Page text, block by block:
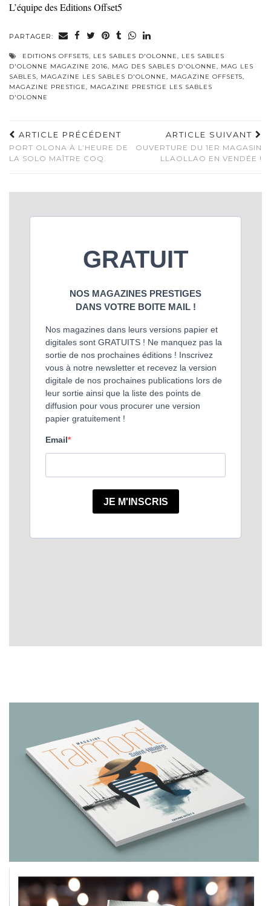
L’équipe des Editions Offset5
PARTAGER:
EDITIONS OFFSET5, LES SABLES D'OLONNE, LES SABLES
D'OLONNE MAGAZINE 2016, MAG DES SABLES D'OLONNE, MAG LES
SABLES, MAGAZINE LES SABLES D'OLONNE, MAGAZINE OFFSET5,
MAGAZINE PRESTIGE, MAGAZINE PRESTIGE LES SABLES
D'OLONNE
ARTICLE PRÉCÉDENT
PORT OLONA À L’HEURE DE
LA SOLO MAÎTRE COQ.
ARTICLE SUIVANT
OUVERTURE DU 1ER MAGASIN
LLAOLLAO EN VENDÉE !